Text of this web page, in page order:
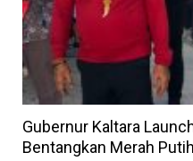
Gubernur Kaltara
Bentangkan Merah